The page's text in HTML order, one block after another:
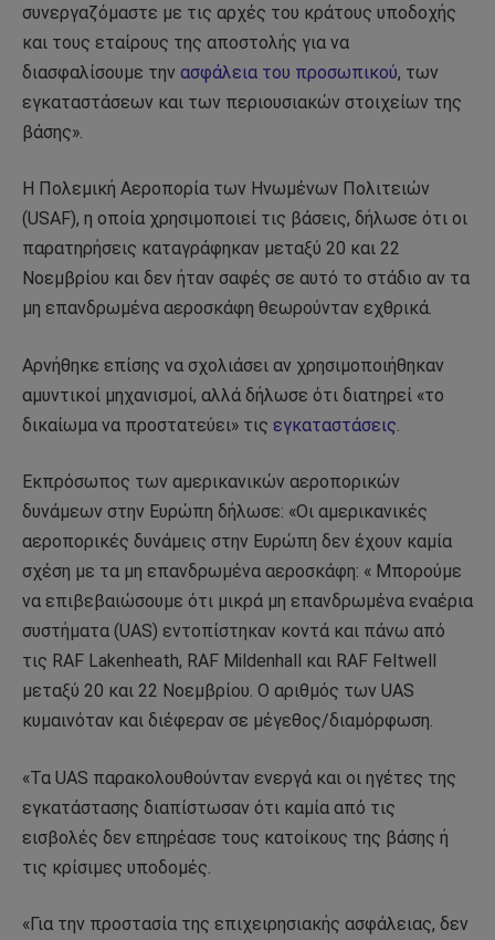
συνεργαζόμαστε με τις αρχές του κράτους υποδοχής
και τους εταίρους της αποστολής για να
διασφαλίσουμε την ασφάλεια του προσωπικού, των
εγκαταστάσεων και των περιουσιακών στοιχείων της
βάσης».
Η Πολεμική Αεροπορία των Ηνωμένων Πολιτειών
(USAF), η οποία χρησιμοποιεί τις βάσεις, δήλωσε ότι οι
παρατηρήσεις καταγράφηκαν μεταξύ 20 και 22
Νοεμβρίου και δεν ήταν σαφές σε αυτό το στάδιο αν τα
μη επανδρωμένα αεροσκάφη θεωρούνταν εχθρικά.
Αρνήθηκε επίσης να σχολιάσει αν χρησιμοποιήθηκαν
αμυντικοί μηχανισμοί, αλλά δήλωσε ότι διατηρεί «το
δικαίωμα να προστατεύει» τις εγκαταστάσεις
Εκπρόσωπος των αμερικανικών αεροπορικών
δυνάμεων στην Ευρώπη δήλωσε: «Οι αμερικανικές
αεροπορικές δυνάμεις στην Ευρώπη δεν έχουν καμία
σχέση με τα μη επανδρωμένα αεροσκάφη: « Μπορούμε
να επιβεβαιώσουμε ότι μικρά μη επανδρωμένα εναέρια
συστήματα (UAS) εντοπίστηκαν κοντά και πάνω από
τις RAF Lakenheath, RAF Mildenhall και RAF Feltwell
μεταξύ 20 και 22 Νοεμβρίου. Ο αριθμός των UAS
κυμαινόταν και διέφεραν σε μέγεθος/διαμόρφωση.
«Τα UAS παρακολουθούνταν ενεργά και οι ηγέτες της
εγκατάστασης διαπίστωσαν ότι καμία από τις
εισβολές δεν επηρέασε τους κατοίκους της βάσης ή
τις κρίσιμες υποδομές.
«Για την προστασία της επιχειρησιακής ασφάλειας, δεν